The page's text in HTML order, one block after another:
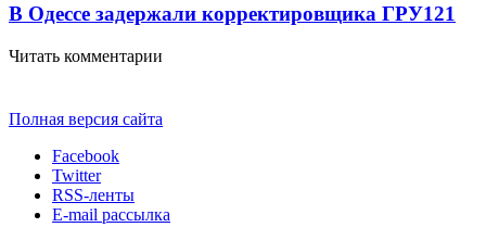
В Одессе задержали корректировщика ГРУ121
Читать комментарии
Полная версия сайта
Facebook
Twitter
RSS-ленты
E-mail рассылка